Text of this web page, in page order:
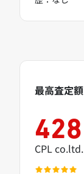
最高査定額
428
CPL co.ltd.